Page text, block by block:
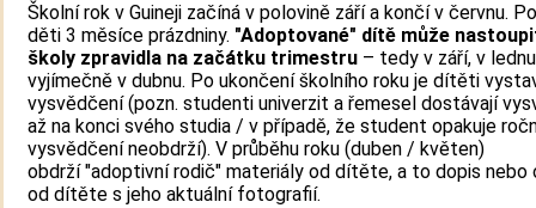
Školní rok v Guineji začíná v polovině září a končí v červnu.
děti 3 měsíce prázdniny. "Adoptované" dítě může
školy zpravidla na začátku trimestru – tedy v září, v
vyjímečně v dubnu. Po ukončení školního roku je dítěti
vysvědčení (pozn. studenti univerzit a řemesel dostávají
až na konci svého studia / v případě, že student opakuje
vysvědčení neobdrží). V průběhu roku (duben / květen)
obdrží "adoptivní rodič" materiály od dítěte, a to dopis nebo
od dítěte s jeho aktuální fotografií.